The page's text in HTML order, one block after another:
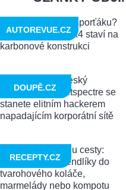
AUTOREVUE.CZ
DOUPĚ.CZ
RECEPTY.CZ